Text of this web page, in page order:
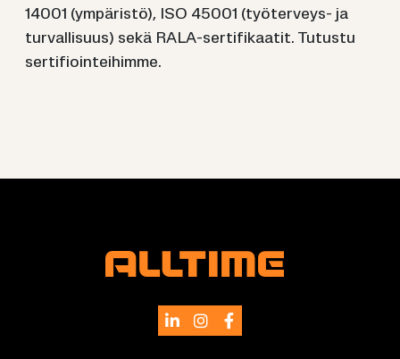
14001 (ym­pä­ris­tö), ISO 45001 (työterveys-​ ja
tur­val­li­suus) sekä RALA-​sertifikaatit. Tu­tus­tu
ser­ti­fioin­tei­him­me.